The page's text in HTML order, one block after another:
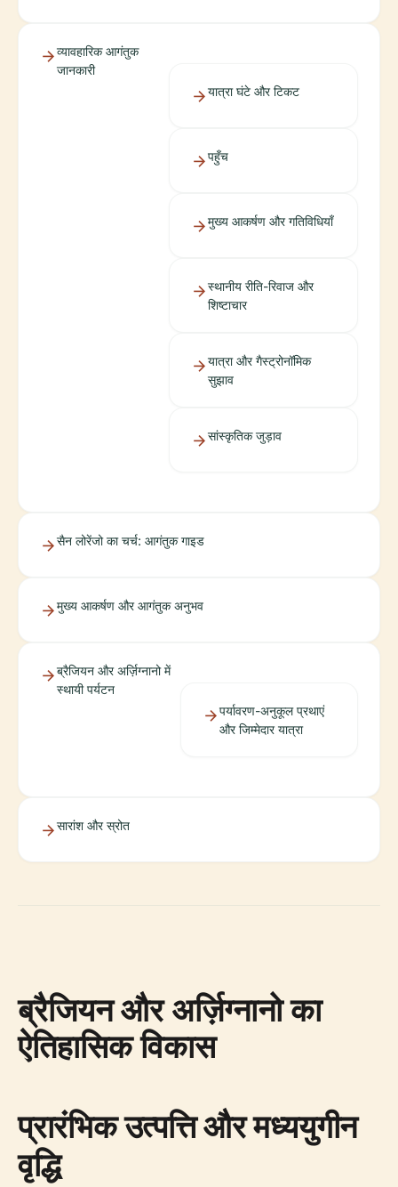
व्यावहारिक आगंतुक
जानकारी
यात्रा घंटे और टिकट
पहुँच
मुख्य आकर्षण और गतिविधियाँ
स्थानीय रीति-रिवाज और
शिष्टाचार
यात्रा और गैस्ट्रोनॉमिक
सुझाव
सांस्कृतिक जुड़ाव
सैन लोरेंजो का चर्च: आगंतुक गाइड
मुख्य आकर्षण और आगंतुक अनुभव
ब्रैजियन और अर्ज़िग्नानो में
स्थायी पर्यटन
पर्यावरण-अनुकूल प्रथाएं
और जिम्मेदार यात्रा
सारांश और स्रोत
ब्रैजियन और अर्ज़िग्नानो का
ऐतिहासिक विकास
प्रारंभिक उत्पत्ति और मध्ययुगीन
वृद्धि